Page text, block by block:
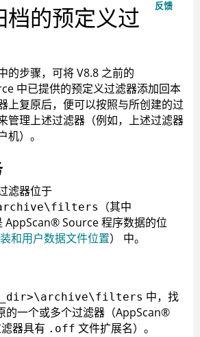
反馈
档的预定义过
的步骤，可将 V8.8 之前的
中已提供的预定义过滤器添加回本
上复原后，便可以按照与所创建的过
管理上述过滤器（例如，上述过滤器
机）。
滤器位于
（其中
AppScan®Source程序数据的位
和用户数据文件位置） 中。
中，找
的一个或多个过滤器（AppScan®
器具有 .off 文件扩展名）。